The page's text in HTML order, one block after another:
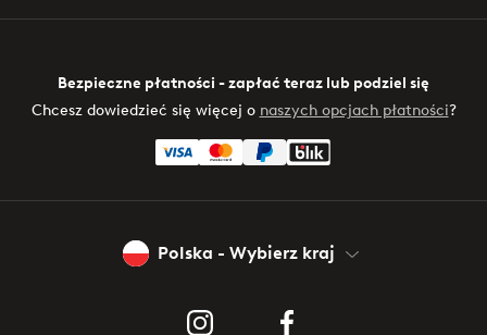
Bezpieczne płatności - zapłać teraz lub podziel się
Chcesz dowiedzieć się więcej o naszych opcjach płatności?
Polska - Wybierz kraj
Instagram Facebook